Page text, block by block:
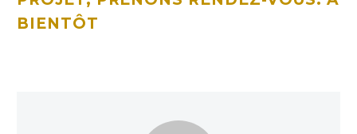
BIENTÔT